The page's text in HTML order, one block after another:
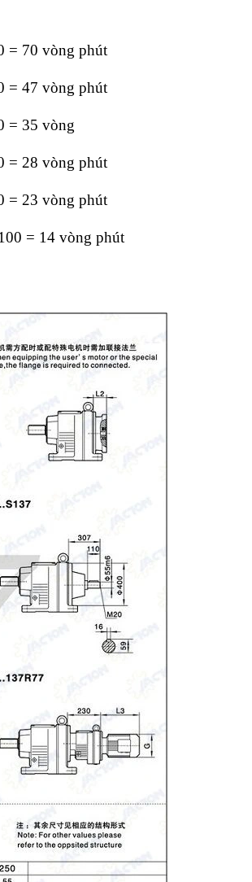
= 70 vòng phút
= 47 vòng phút
= 35 vòng
= 28 vòng phút
= 23 vòng phút
= 14 vòng phút